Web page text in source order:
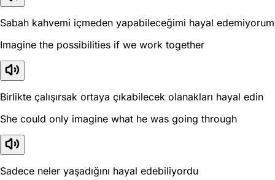
Sabah kahvemi içmeden yapabileceğimi hayal edemiyorum
Imagine the possibilities if we work together
Birlikte çalışırsak ortaya çıkabilecek olanakları hayal edin
She could only imagine what he was going through
Sadece neler yaşadığını hayal edebiliyordu